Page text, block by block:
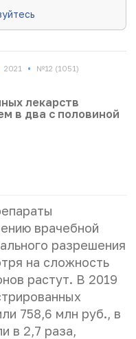
2021 • №12 (1051)
лекарств
в два с половиной
врачебной
разрешения
на сложность
растут. В 2019
758,6 млн руб., в
в 2,7 раза,